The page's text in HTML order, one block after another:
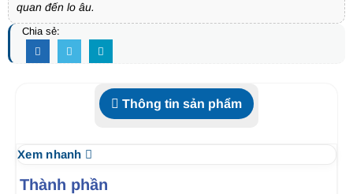
quan đến lo âu.
Chia sẻ:
Thông tin sản phẩm
Xem nhanh
Thành phần